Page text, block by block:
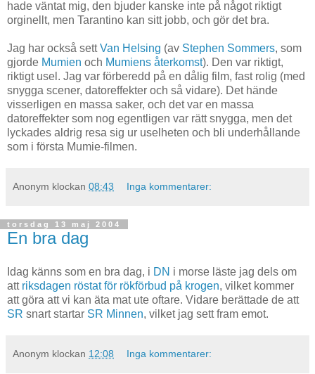
hade väntat mig, den bjuder kanske inte på något riktigt
orginellt, men Tarantino kan sitt jobb, och gör det bra.
Jag har också settVan Helsing (av Stephen Sommers, som
gjorde Mumien och Mumiens återkomst). Den var riktigt,
riktigt usel. Jag var förberedd på en dålig film, fast rolig (med
snygga scener, datoreffekter och så vidare). Det hände
visserligen en massa saker, och det var en massa
datoreffekter som nog egentligen var rätt snygga, men det
lyckades aldrig resa sig ur uselheten och bli underhållande
som i första Mumie-filmen.
Anonym klockan 08:43 Inga kommentarer:
torsdag 13 maj 2004
En bra dag
Idag känns som en bra dag, i DN i morse läste jag dels om
att riksdagen röstat för rökförbud på krogen, vilket kommer
att göra att vi kan äta mat ute oftare. Vidare berättade de att
SR snart startar SR Minnen, vilket jag sett fram emot.
Anonym klockan 12:08 Inga kommentarer: